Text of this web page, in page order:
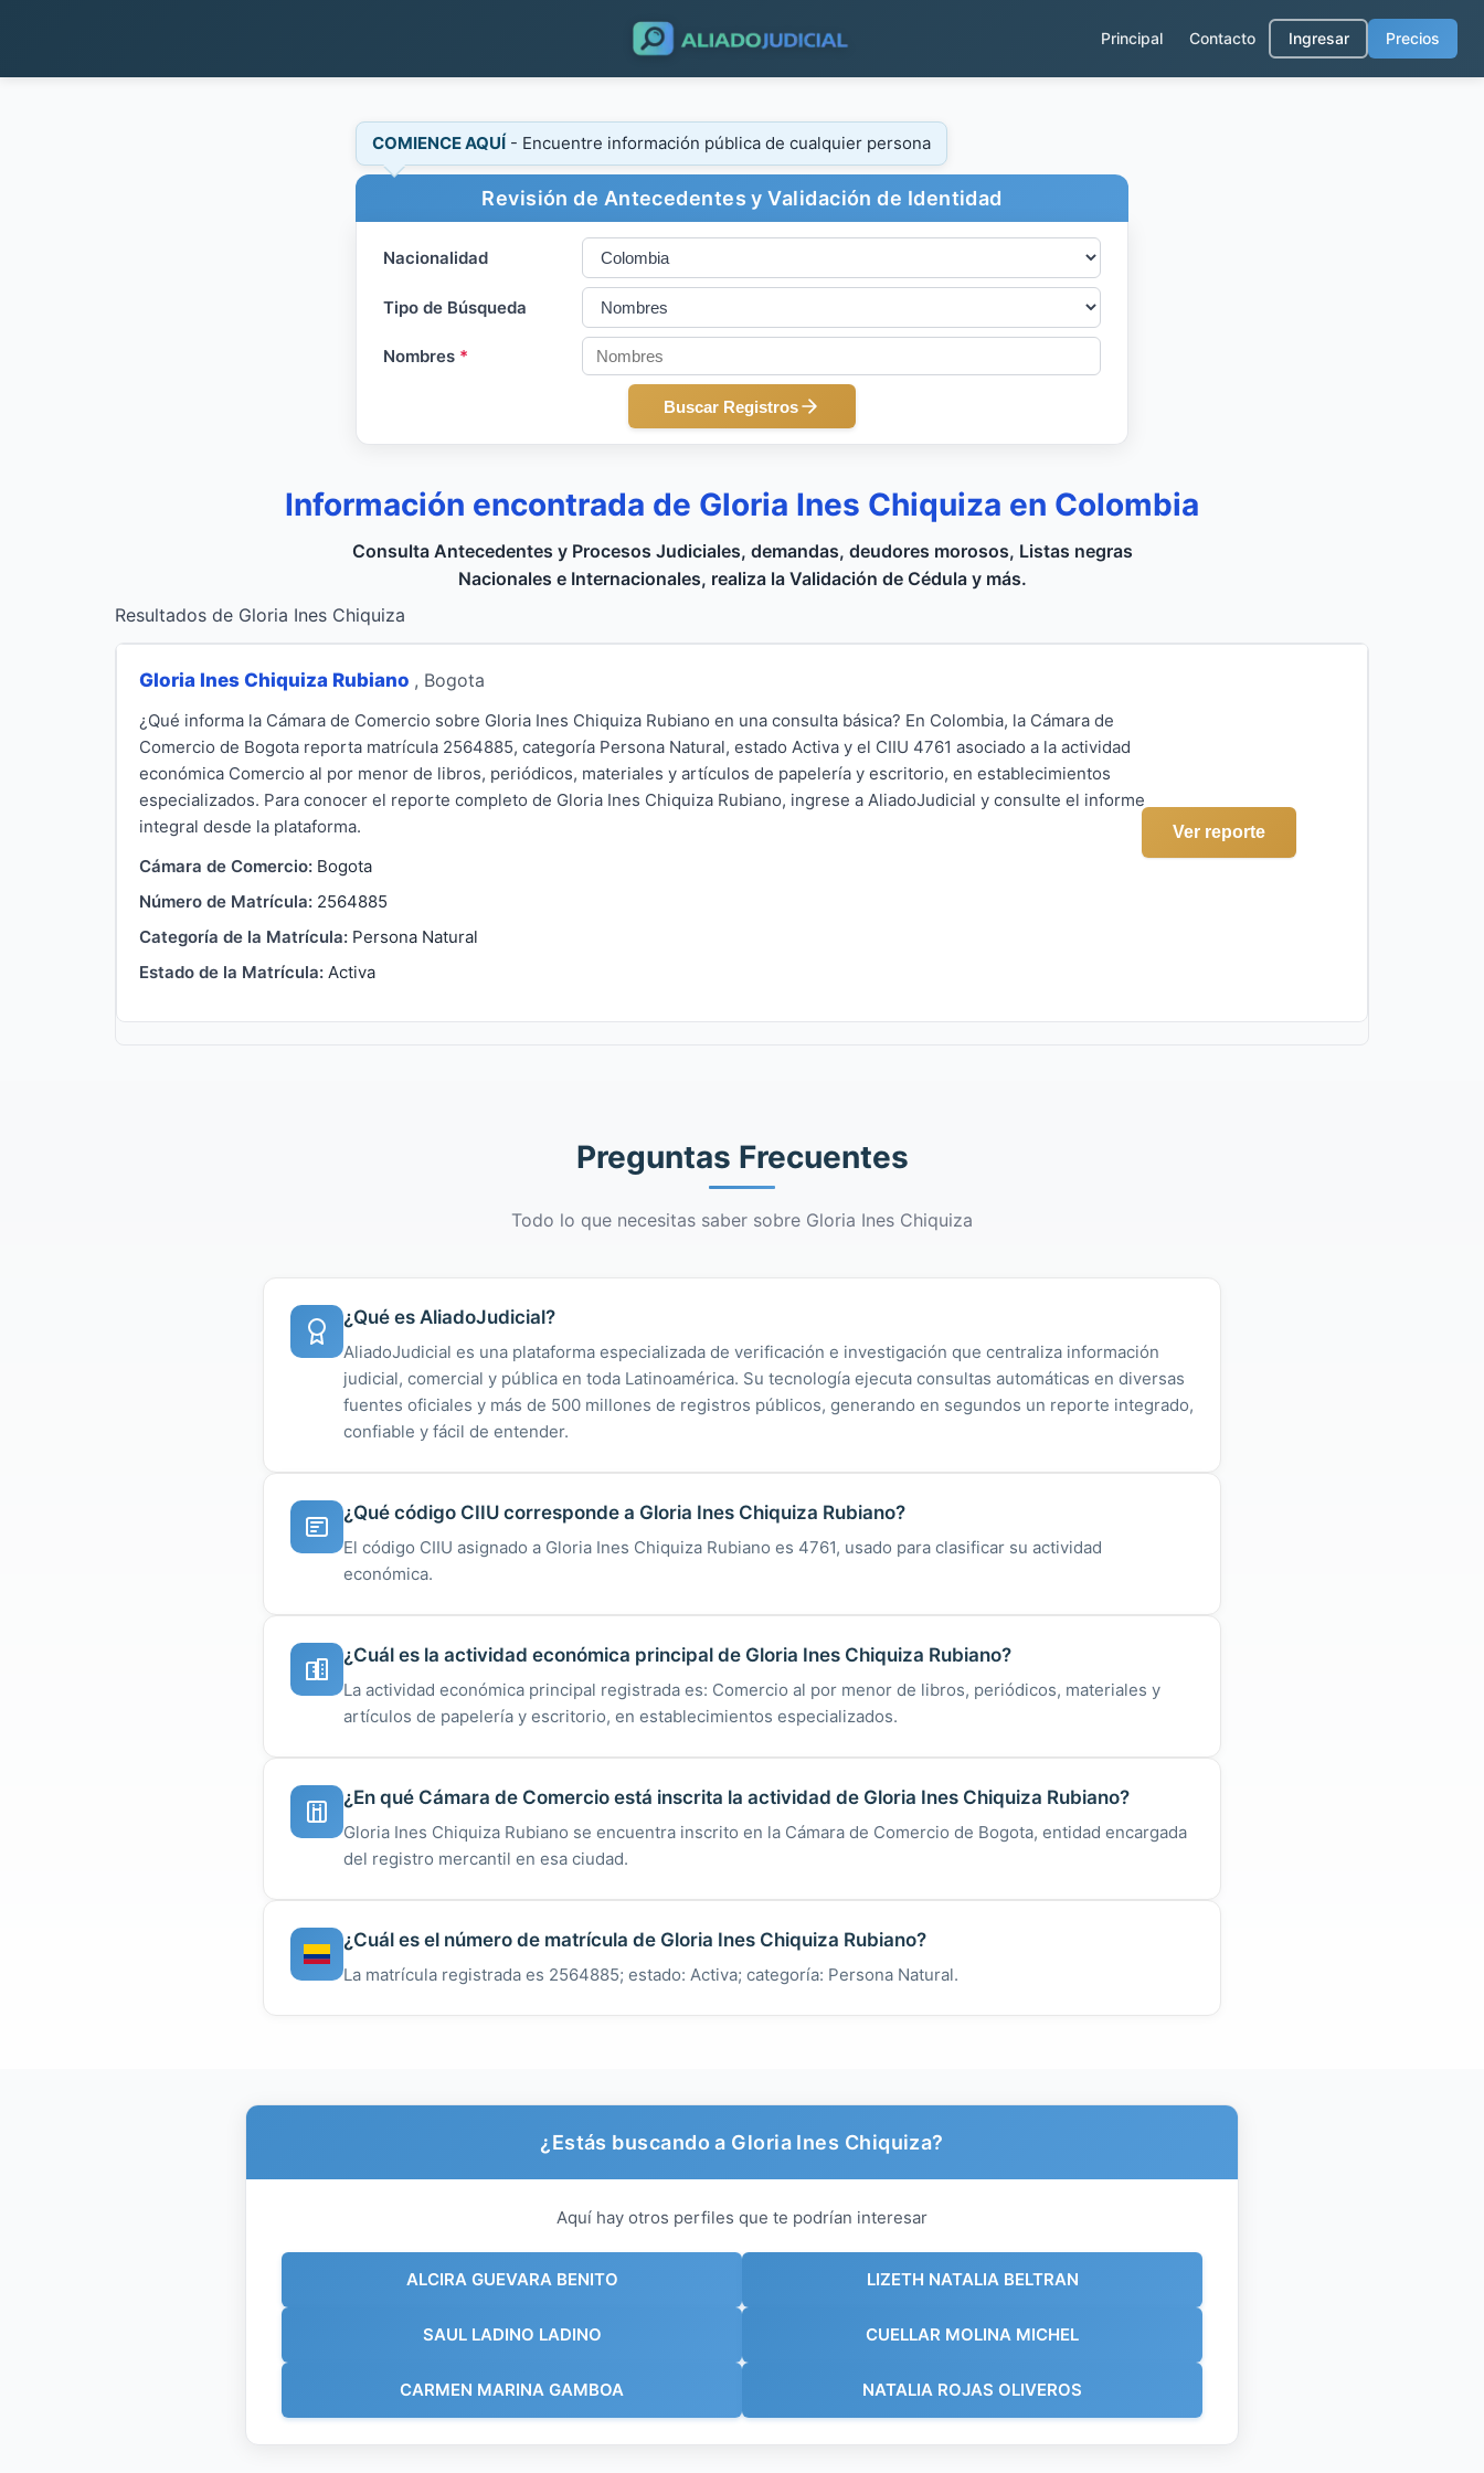
Principal Contacto Ingresar Precios
COMIENCE AQUÍ - Encuentre información pública de cualquier persona
Revisión de Antecedentes y Validación de Identidad
Nacionalidad
Tipo de Búsqueda
Nombres *
Buscar Registros
Información encontrada de Gloria Ines Chiquiza en Colombia
Consulta Antecedentes y Procesos Judiciales, demandas, deudores morosos, Listas negras
Nacionales e Internacionales, realiza la Validación de Cédula y más.
Resultados de Gloria Ines Chiquiza
Gloria Ines Chiquiza Rubiano , Bogota
¿Qué informa la Cámara de Comercio sobre Gloria Ines Chiquiza Rubiano en una consulta básica? En Colombia, la Cámara de
Comercio de Bogota reporta matrícula 2564885, categoría Persona Natural, estado Activa y el CIIU 4761 asociado a la actividad
económica Comercio al por menor de libros, periódicos, materiales y artículos de papelería y escritorio, en establecimientos
especializados. Para conocer el reporte completo de Gloria Ines Chiquiza Rubiano, ingrese a AliadoJudicial y consulte el informe
integral desde la plataforma.
Cámara de Comercio: Bogota
Número de Matrícula: 2564885
Categoría de la Matrícula: Persona Natural
Estado de la Matrícula: Activa
Ver reporte
Preguntas Frecuentes
Todo lo que necesitas saber sobre Gloria Ines Chiquiza
¿Qué es AliadoJudicial?
AliadoJudicial es una plataforma especializada de verificación e investigación que centraliza información
judicial, comercial y pública en toda Latinoamérica. Su tecnología ejecuta consultas automáticas en diversas
fuentes oficiales y más de 500 millones de registros públicos, generando en segundos un reporte integrado,
confiable y fácil de entender.
¿Qué código CIIU corresponde a Gloria Ines Chiquiza Rubiano?
El código CIIU asignado a Gloria Ines Chiquiza Rubiano es 4761, usado para clasificar su actividad
económica.
¿Cuál es la actividad económica principal de Gloria Ines Chiquiza Rubiano?
La actividad económica principal registrada es: Comercio al por menor de libros, periódicos, materiales y
artículos de papelería y escritorio, en establecimientos especializados.
¿En qué Cámara de Comercio está inscrita la actividad de Gloria Ines Chiquiza Rubiano?
Gloria Ines Chiquiza Rubiano se encuentra inscrito en la Cámara de Comercio de Bogota, entidad encargada
del registro mercantil en esa ciudad.
¿Cuál es el número de matrícula de Gloria Ines Chiquiza Rubiano?
La matrícula registrada es 2564885; estado: Activa; categoría: Persona Natural.
¿Estás buscando a Gloria Ines Chiquiza?
Aquí hay otros perfiles que te podrían interesar
ALCIRA GUEVARA BENITO
SAUL LADINO LADINO
CARMEN MARINA GAMBOA
LIZETH NATALIA BELTRAN
CUELLAR MOLINA MICHEL
NATALIA ROJAS OLIVEROS